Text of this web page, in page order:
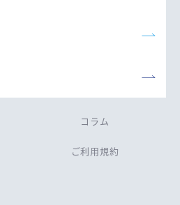
コラム
ご利用規約